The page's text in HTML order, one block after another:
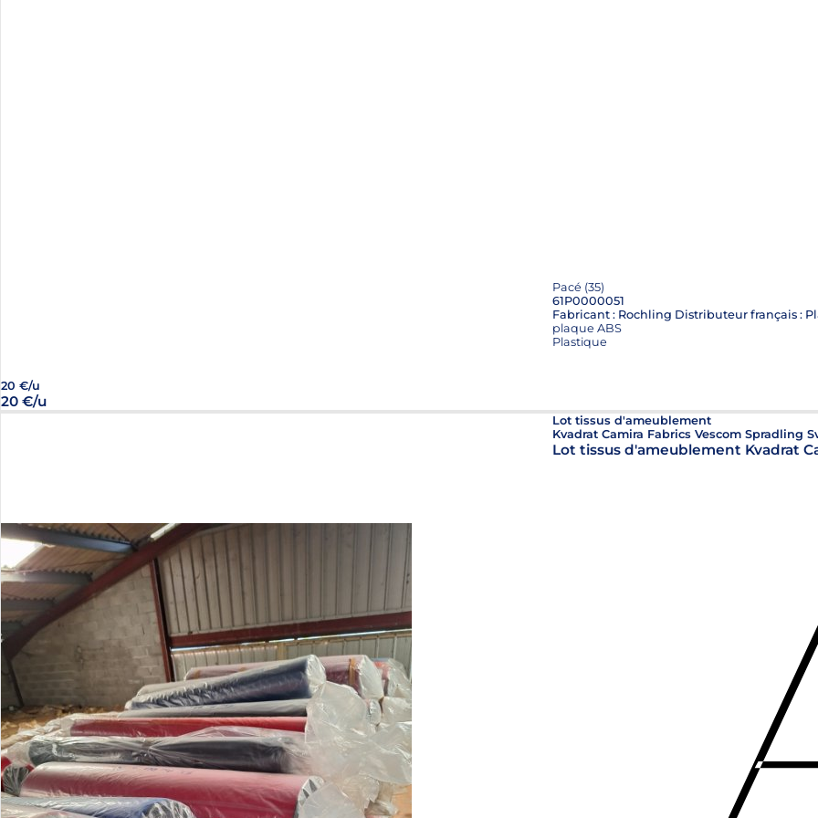
20 €/u
20 €/u
Pacé (35)
61P0000051
plaque ABS
Plastique
Lot tissus d'ameublement
Kvadrat Camira Fabrics Vescom Spradling
Lot tissus d'ameublement Kvadrat